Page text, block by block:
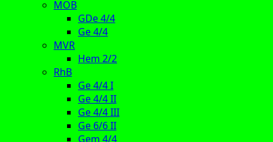
MOB
GDe 4/4
Ge 4/4
MVR
Hem 2/2
RhB
Ge 4/4 I
Ge 4/4 II
Ge 4/4 III
Ge 6/6 II
Gem 4/4